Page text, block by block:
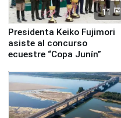
11
Presidenta Keiko Fujimori
asiste al concurso
ecuestre “Copa Junín”